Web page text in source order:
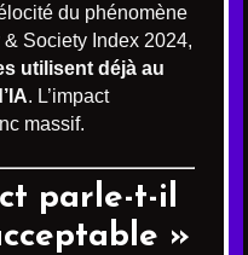
du phénomène
Society Index 2024,
utilisent déjà au
. L’impact
massif.
parle-t-il
»